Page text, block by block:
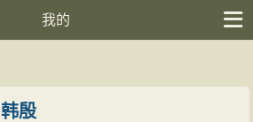
我的
韩殷